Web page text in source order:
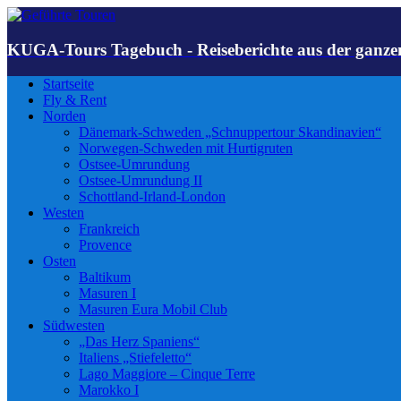
KUGA-Tours Tagebuch - Reiseberichte aus der
Startseite
Fly & Rent
Norden
Dänemark-Schweden „Schnuppertour Skandinavien“
Norwegen-Schweden mit Hurtigruten
Ostsee-Umrundung
Ostsee-Umrundung II
Schottland-Irland-London
Westen
Frankreich
Provence
Osten
Baltikum
Masuren I
Masuren Eura Mobil Club
Südwesten
„Das Herz Spaniens“
Italiens „Stiefeletto“
Lago Maggiore – Cinque Terre
Marokko I